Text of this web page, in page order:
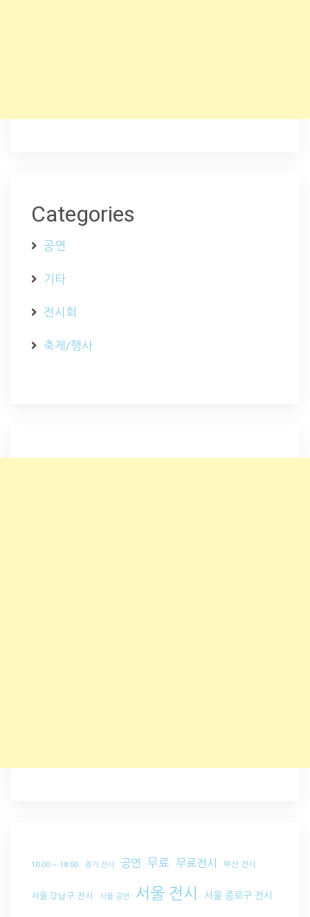
Categories
공연
기타
전시회
축제/행사
10:00 ~ 18:00 경기 전시 공연 무료 무료전시 부산 전시
서울 강남구 전시 서울 공연 서울 전시 서울 종로구 전시